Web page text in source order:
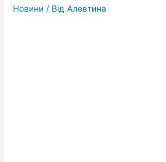
Новини / ВідАлевтина